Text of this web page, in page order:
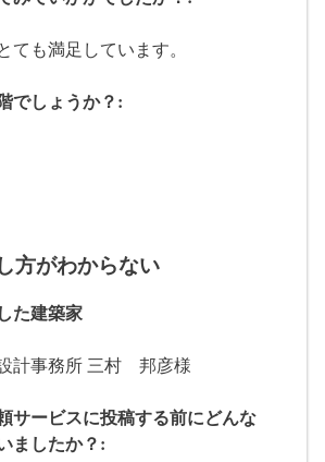
ても満足しています。
でしょうか？:
方がわからない
た建築家
計事務所 三村 邦彦様
サービスに投稿する前にどんな
ましたか？: